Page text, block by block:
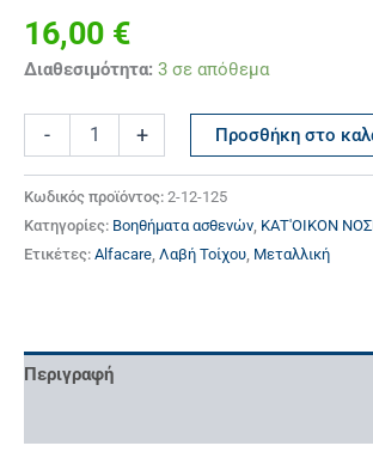
16,00 €
Διαθεσιμότητα: 3 σε απόθεμα
- + Προσθήκη στο
Κωδικός προϊόντος: 2-12-125
Κατηγορίες: Βοηθήματα ασθενών, ΚΑΤ'ΟΙΚΟΝ
Ετικέτες: Alfacare, Λαβή Τοίχου, Μεταλλική
Περιγραφή